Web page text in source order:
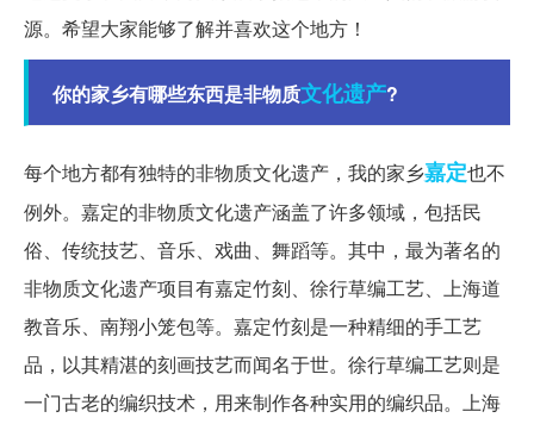
源。希望大家能够了解并喜欢这个地方！
你的家乡有哪些东西是非物质文化遗产?
每个地方都有独特的非物质文化遗产，我的家乡嘉定也不
例外。嘉定的非物质文化遗产涵盖了许多领域，包括民
俗、传统技艺、音乐、戏曲、舞蹈等。其中，最为著名的
非物质文化遗产项目有嘉定竹刻、徐行草编工艺、上海道
教音乐、南翔小笼包等。嘉定竹刻是一种精细的手工艺
品，以其精湛的刻画技艺而闻名于世。徐行草编工艺则是
一门古老的编织技术，用来制作各种实用的编织品。上海